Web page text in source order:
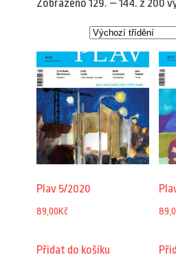
Zobrazeno 129. – 144. z 200
Plav 5/2020
89,00Kč
Přidat do košíku